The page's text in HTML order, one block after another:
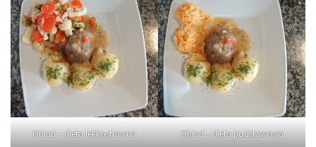
Obiad – dieta lekkostrawna Obiad – dieta podstawowa